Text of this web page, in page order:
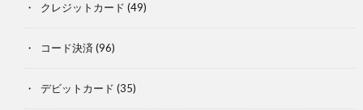
クレジットカード (49)
コード決済 (96)
デビットカード (35)